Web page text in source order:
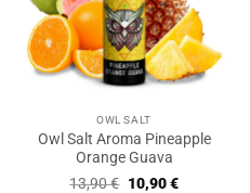
OWL SALT
Owl Salt Aroma Pineapple
Orange Guava
13,90€ Ursprünglicher
10,90€Aktueller